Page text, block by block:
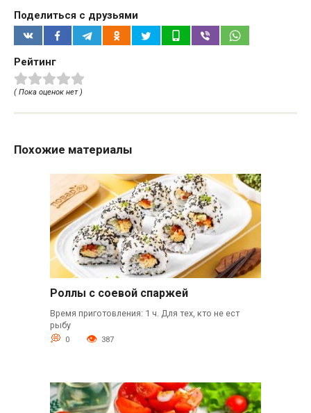
Поделиться с друзьями
Рейтинг
( Пока оценок нет )
Похожие материалы
Роллы с соевой спаржей
Время приготовления: 1 ч. Для тех, кто не ест
рыбу
0 387